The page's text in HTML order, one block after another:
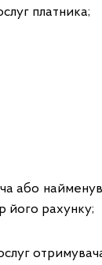
платника;
або
його рахунку;